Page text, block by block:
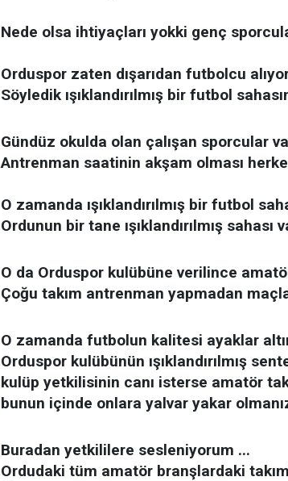
Nede olsa ihtiyaçları yokki genç
Orduspor zaten dışarıdan futbolcu
Söyledik ışıklandırılmış bir futbol
Gündüz okulda olan çalışan sporcular
Antrenman saatinin akşam olması
O zamanda ışıklandırılmış bir futbol
Ordunun bir tane ışıklandırılmış sahası
O da Orduspor kulübüne verilince
Çoğu takım antrenman yapmadan
O zamanda futbolun kalitesi ayaklar
Orduspor kulübünün ışıklandırılmış
kulüp yetkilisinin canı isterse amatör
bunun içinde onlara yalvar yakar
Buradan yetkililere sesleniyorum ...
Ordudaki tüm amatör branşlardaki